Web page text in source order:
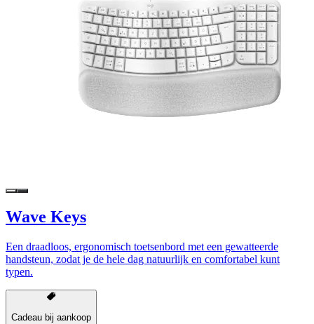
Wave Keys
Een draadloos, ergonomisch toetsenbord met een gewatteerde
handsteun, zodat je de hele dag natuurlijk en comfortabel kunt
typen.
Cadeau bij aankoop